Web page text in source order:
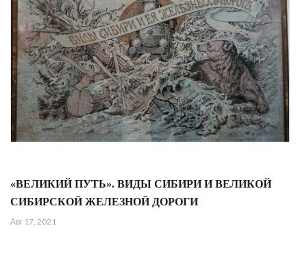
«ВЕЛИКИЙ ПУТЬ». ВИДЫ СИБИРИ И ВЕЛИКОЙ
СИБИРСКОЙ ЖЕЛЕЗНОЙ ДОРОГИ
Авг 17, 2021